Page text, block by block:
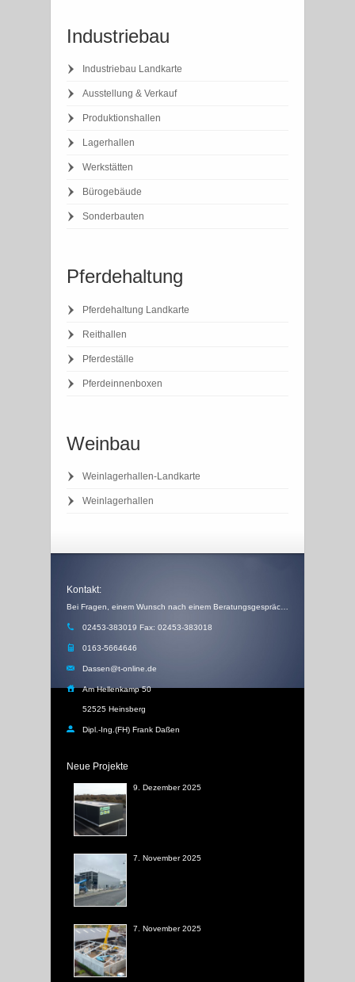
Industriebau
Industriebau Landkarte
Ausstellung & Verkauf
Produktionshallen
Lagerhallen
Werkstätten
Bürogebäude
Sonderbauten
Pferdehaltung
Pferdehaltung Landkarte
Reithallen
Pferdeställe
Pferdeinnenboxen
Weinbau
Weinlagerhallen-Landkarte
Weinlagerhallen
Kontakt:
02453-383019 Fax: 02453-383018
0163-5664646
Dassen@t-online.de
Am Hellenkamp 50
52525 Heinsberg
Dipl.-Ing.(FH) Frank Daßen
Neue Projekte
9. Dezember 2025
7. November 2025
7. November 2025